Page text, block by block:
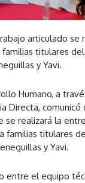
articulado se
titulares
y Yavi.
Humano, a
Directa,
se realizará la
familias titulares
y Yavi.
entre el equipo